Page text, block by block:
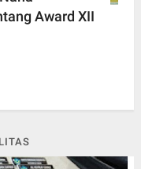
Award XII